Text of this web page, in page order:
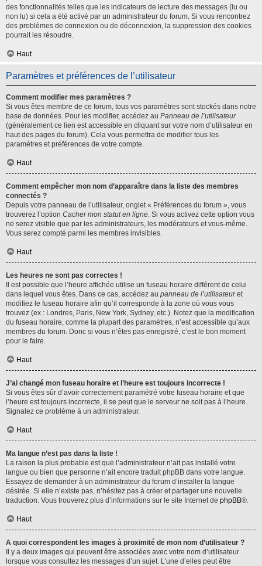
des fonctionnalités telles que les indicateurs de lecture des messages (lu ou
non lu) si cela a été activé par un administrateur du forum. Si vous rencontrez
des problèmes de connexion ou de déconnexion, la suppression des cookies
pourrait les résoudre.
Haut
Paramètres et préférences de l’utilisateur
Comment modifier mes paramètres ?
Si vous êtes membre de ce forum, tous vos paramètres sont stockés dans notre
base de données. Pour les modifier, accédez au Panneau de l’utilisateur
(généralement ce lien est accessible en cliquant sur votre nom d’utilisateur en
haut des pages du forum). Cela vous permettra de modifier tous les
paramètres et préférences de votre compte.
Haut
Comment empêcher mon nom d’apparaître dans la liste des membres
connectés ?
Depuis votre panneau de l’utilisateur, onglet « Préférences du forum », vous
trouverez l’option Cacher mon statut en ligne. Si vous activez cette option vous
ne serez visible que par les administrateurs, les modérateurs et vous-même.
Vous serez compté parmi les membres invisibles.
Haut
Les heures ne sont pas correctes !
Il est possible que l’heure affichée utilise un fuseau horaire différent de celui
dans lequel vous êtes. Dans ce cas, accédez au panneau de l’utilisateuret
modifiez le fuseau horaire afin qu’il corresponde à la zone où vous vous
trouvez (ex : Londres, Paris, New York, Sydney, etc.). Notez que la modification
du fuseau horaire, comme la plupart des paramètres, n’est accessible qu’aux
membres du forum. Donc si vous n’êtes pas enregistré, c’est le bon moment
pour le faire.
Haut
J’ai changé mon fuseau horaire et l’heure est toujours incorrecte !
Si vous êtes sûr d’avoir correctement paramétré votre fuseau horaire et que
l’heure est toujours incorrecte, il se peut que le serveur ne soit pas à l’heure.
Signalez ce problème à un administrateur.
Haut
Ma langue n’est pas dans la liste !
La raison la plus probable est que l’administrateur n’ait pas installé votre
langue ou bien que personne n’ait encore traduit phpBB dans votre langue.
Essayez de demander à un administrateur du forum d’installer la langue
désirée. Si elle n’existe pas, n’hésitez pas à créer et partager une nouvelle
traduction. Vous trouverez plus d’informations sur le site Internet de phpBB®.
Haut
A quoi correspondent les images à proximité de mon nom d’utilisateur ?
Il y a deux images qui peuvent être associées avec votre nom d’utilisateur
lorsque vous consultez les messages d’un sujet. L’une d’elles peut être